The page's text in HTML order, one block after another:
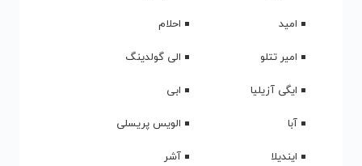
امید
احلام
امیر تتلو
الی گولدینگ
ایگی آزیلیا
ابی
آبا
الویس پریسلی
ایندیلا
آشر